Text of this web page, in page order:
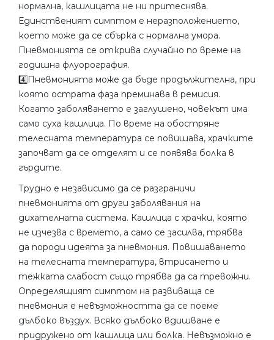
нормална, кашлицата не ни притеснява.
Единственият симптом е неразположението,
което може да се сбърка с нормална умора.
Пневмонията се открива случайно по време на
годишна флуорография.
4️⃣Пневмонията може да бъде продължителна, при
която острата фаза преминава в ремисия.
Когато заболяването е заглушено, човекът има
само суха кашлица. По време на обостряне
телесната температура се повишава, храчките
започват да се отделят и се появява болка в
гърдите.
Трудно е независимо да се разграничи
пневмонията от други заболявания на
дихателната система. Кашлица с храчки, която
не изчезва с времето, а само се засилва, трябва
да породи идеята за пневмония. Повишаването
на телесната температура, втрисането и
тежката слабост също трябва да са тревожни.
Определящият симптом на развиваща се
пневмония е невъзможността да се поеме
дълбоко въздух. Всяко дълбоко вдишване е
придружено от кашлица или болка. Невъзможно е